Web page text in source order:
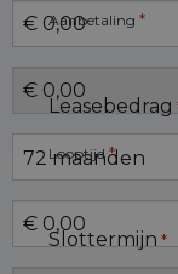
Aanbetaling *
Leasebedrag
Looptijd *
Slottermijn *